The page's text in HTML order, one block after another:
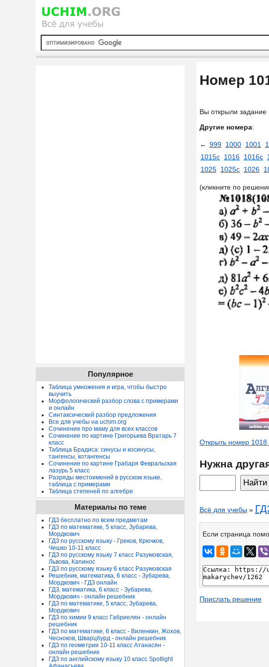
Номер
Вы открыли
Другие номера:
← 999 1000 1001
1015с 1016 1016с
1025 1025с 1026
(кликните по
Открыть номер
Нужна
Всё для учебы »
Если страница
Прислать решение
Популярное
Таблица умножения и игра, чтобы быстро
выучить
Морфологический разбор слова с примерами
и онлайн
Синтаксический разбор предложения
Все для учебы на uchim.org
Сочинение про маму для всех классов
Сочинение по картине Григорьева Вратарь 7
класс
Таблица Брадиса: синусы и косинусы,
тангенсы, котангенсы
Сочинение по картине Грабаря Февральская
лазурь 5 класс
Разряды местоимений в русском языке,
таблица с примерами
Таблица степеней по алгебре
Материалы по теме
ГДЗ бесплатно по всем предметам
ГДЗ по математике, 5 класс, Зубарева,
Мордкович
ГДЗ по русскому языку - Греков, Крючков,
Чешко 10-11 класс
ГДЗ по русскому языку 7 класс Разумовская,
Львова, Капинос
ГДЗ по русскому языку 6 класс Разумовская
Решебник, математика, 6 класс - Зубарева,
Мордкович - ГДЗ онлайн
ГДЗ, математика, 6 класс - Зубарева,
Мордкович - онлайн решебник
ГДЗ по математике, 5 класс, Зубарева,
Мордкович
ГДЗ по химии 9 класс Габриелян - онлайн
решебник
ГДЗ по математике, 6 класс - Виленкин, Жохов,
Чесноков, Шварцбурд - онлайн решебник
ГДЗ по геометрии 10-11 класс Атанасян -
онлайн решебник
ГДЗ по английскому языку 10 класс Spotlight